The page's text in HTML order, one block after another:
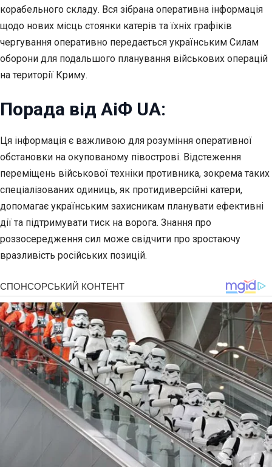
корабельного складу. Вся зібрана оперативна інформація
щодо нових місць стоянки катерів та їхніх графіків
чергування оперативно передається українським Силам
оборони для подальшого планування військових операцій
на території Криму.
Порада від АіФ UA:
Ця інформація є важливою для розуміння оперативної
обстановки на окупованому півострові. Відстеження
переміщень військової техніки противника, зокрема таких
спеціалізованих одиниць, як протидиверсійні катери,
допомагає українським захисникам планувати ефективні
дії та підтримувати тиск на ворога. Знання про
роззосередження сил може свідчити про зростаючу
вразливість російських позицій.